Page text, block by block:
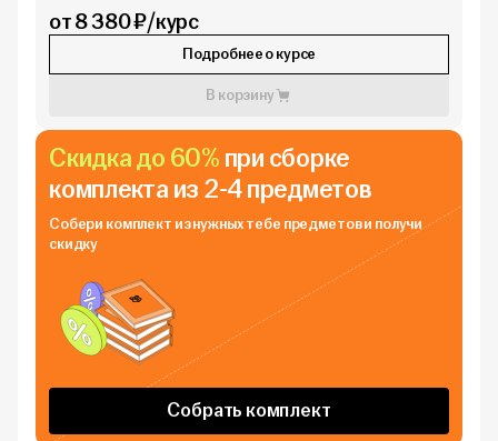
от 8 380 ₽/курс
Подробнее о курсе
В корзину
Скидка до 60% при сборке
комплекта из 2-4 предметов
Собери комплект из нужных тебе предметов и получи
скидку
Собрать комплект